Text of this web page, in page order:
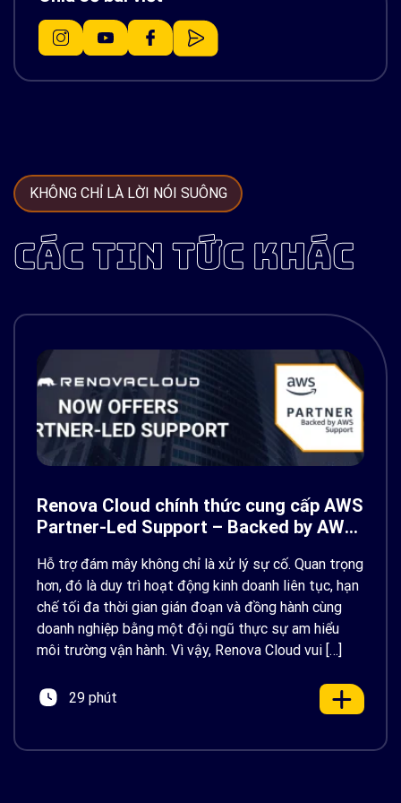
KHÔNG CHỈ LÀ LỜI NÓI SUÔNG
CÁC TIN TỨC KHÁC
Renova Cloud chính thức cung cấp AWS
Partner-Led Support – Backed by AWS
Hỗ trợ đám mây không chỉ là xử lý sự cố. Quan trọng
hơn, đó là duy trì hoạt động kinh doanh liên tục, hạn
chế tối đa thời gian gián đoạn và đồng hành cùng
doanh nghiệp bằng một đội ngũ thực sự am hiểu
môi trường vận hành. Vì vậy, Renova Cloud vui […]
29 phút